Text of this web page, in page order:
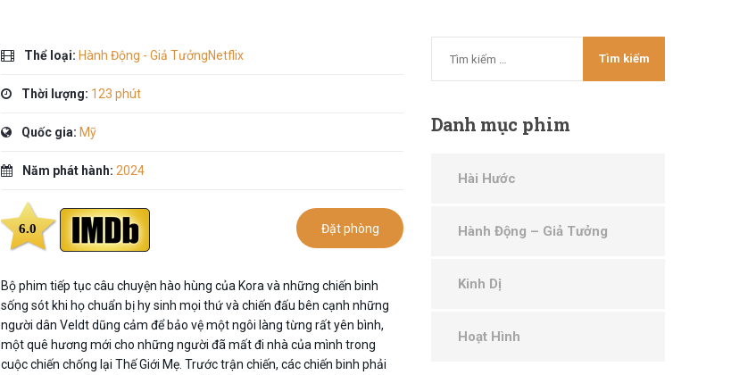
Thể loại: Hành Động - Giả TưởngNetflix
Thời lượng: 123 phút
Quốc gia: Mỹ
Năm phát hành: 2024
6.0 Đặt phòng
Bộ phim tiếp tục câu chuyện hào hùng của Kora và những chiến binh
sống sót khi họ chuẩn bị hy sinh mọi thứ và chiến đấu bên cạnh những
người dân Veldt dũng cảm để bảo vệ một ngôi làng từng rất yên bình,
một quê hương mới cho những người đã mất đi nhà của mình trong
cuộc chiến chống lại Thế Giới Mẹ. Trước trận chiến, các chiến binh phải
Danh mục phim
Hài Hước
Hành Động – Giả Tưởng
Kinh Dị
Hoạt Hình